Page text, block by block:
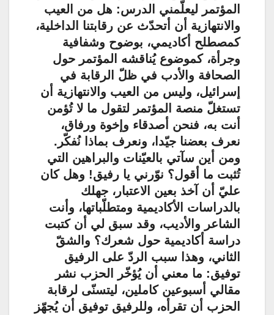
المؤتمر ليعلّمني الدرس: هل من العيب
والانتهازية أن أتحدّث عن رقابتنا الداخلية،
كمصطلح أكاديمي، بوضوح وشفافية
وجرأة، كموضوع يُناقشه المؤتمر حول
الصحافة والأدب في ظلّ الرقابة في
إسرائيل، وليس من العيب والانتهازية أن
تستغلّ منصة المؤتمر لتقول ما لا تُؤمن
أنت به، فنحن أصدقاء وإخوة ورفاق،
نعرف بعضنا جيّدا، ونعرف بماذا نُفكّر.
ومن أين سآتي بالعيّنات والبراهين التي
تُثبت ما أقول؟ نوّرني يا رفيق! وهل كان
عليّ أن آخذ بعين الاعتبار، جهلك
بالدراسات الأكاديمية ومتطلّباتها، وأنت
الشاعر والأديب، وقد سبق لي أن كتبت
دراسة أكاديمية حول شعرك؟ والشقّ
الثاني، وهذا سبب الردّ على الرفيق
توفيق: ما معني أن يُؤخّر الحزب نشر
مقالي أسبوعين كاملين، ليتسنّى لرقابة
الحزب أن تقرأه، وللرفيق توفيق أن يُجهّز